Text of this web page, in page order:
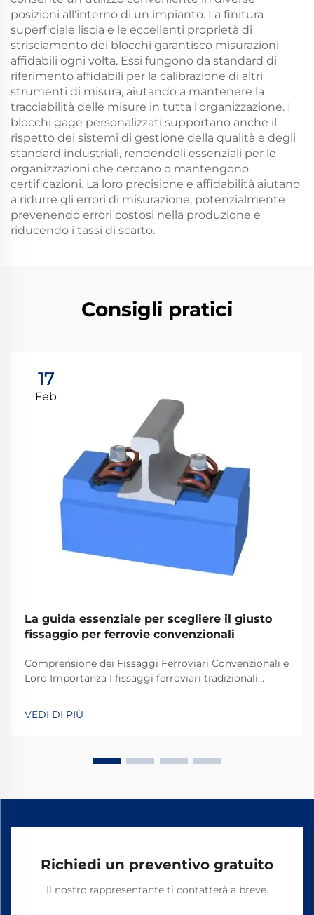
posizioni all'interno di un impianto. La finitura
superficiale liscia e le eccellenti proprietà di
strisciamento dei blocchi garantisco misurazioni
affidabili ogni volta. Essi fungono da standard di
riferimento affidabili per la calibrazione di altri
strumenti di misura, aiutando a mantenere la
tracciabilità delle misure in tutta l'organizzazione. I
blocchi gage personalizzati supportano anche il
rispetto dei sistemi di gestione della qualità e degli
standard industriali, rendendoli essenziali per le
organizzazioni che cercano o mantengono
certificazioni. La loro precisione e affidabilità aiutano
a ridurre gli errori di misurazione, potenzialmente
prevenendo errori costosi nella produzione e
riducendo i tassi di scarto.
Consigli pratici
17
Feb
La guida essenziale per scegliere il giusto
fissaggio per ferrovie convenzionali
Comprensione dei Fissaggi Ferroviari Convenzionali e
Loro Importanza I fissaggi ferroviari tradizionali
stabili e sicuri i binari dei treni per le operazioni
quotidiane. La maggior parte dei sistemi si basa su
VEDI DI PIÙ
Richiedi un preventivo gratuito
Il nostro rappresentante ti contatterà a breve.